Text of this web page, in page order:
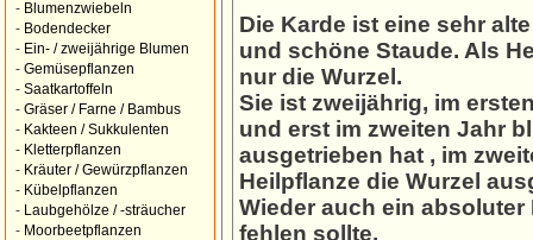
- Blumenzwiebeln
- Bodendecker
- Ein- / zweijährige Blumen
- Gemüsepflanzen
- Saatkartoffeln
- Gräser / Farne / Bambus
- Kakteen / Sukkulenten
- Kletterpflanzen
- Kräuter / Gewürzpflanzen
- Kübelpflanzen
-
Laubgehölze / -sträucher
- Moorbeetpflanzen
Die Karde ist eine sehr
und schöne Staude. Als
nur die Wurzel.
Sie ist zweijährig, im
und erst im zweiten Jahr
ausgetrieben hat , im
Heilpflanze die Wurzel
Wieder auch ein
fehlen sollte.